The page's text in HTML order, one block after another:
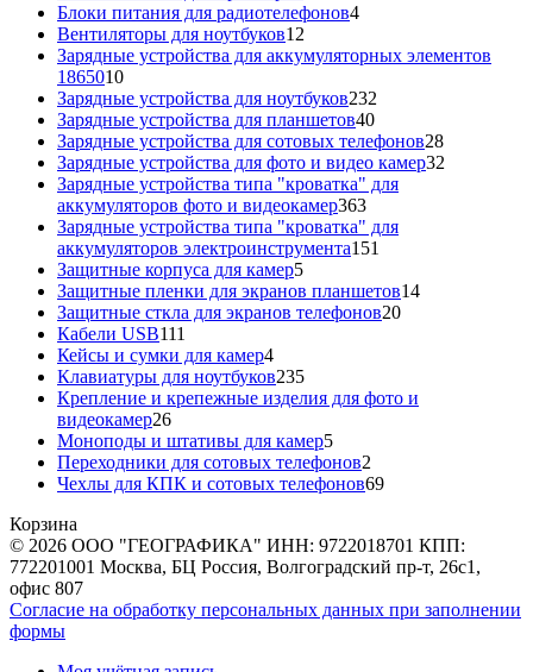
товаров
Блоки питания для радиотелефонов44
Вентиляторы для ноутбуков12
товаров
Зарядные устройства для аккумуляторных элементов
186501010
товаров
Зарядные устройства для ноутбуков232
Зарядные устройства для планшетов4040
товаров
Зарядные устройства для сотовых телефонов2828
товаров
Зарядные устройства для фото и видео камер32
Зарядные устройства типа "кроватка" для
аккумуляторов фото и видеокамер363363
товара
Зарядные устройства типа "кроватка" для
аккумуляторов электроинструмента151
Защитные корпуса для камер55
товаров
Защитные пленки для экранов планшетов1414
Защитные сткла для экранов телефонов2020
Кабели USB111
товаров
Кейсы и сумки для камер44
товара
Клавиатуры для ноутбуков235235
товаров
Крепление и крепежные изделия для фото и
видеокамер2626
товаров
Моноподы и штативы для камер55
товаров
Переходники для сотовых телефонов2
товара
Чехлы для КПК и сотовых телефонов6969
Корзина
© 2026 ООО "ГЕОГРАФИКА" ИНН: 9722018701 КПП:
772201001 Москва, БЦ Россия, Волгоградский пр-т, 26с1,
офис 807
Согласие на обработку персональных данных при заполнении
формы